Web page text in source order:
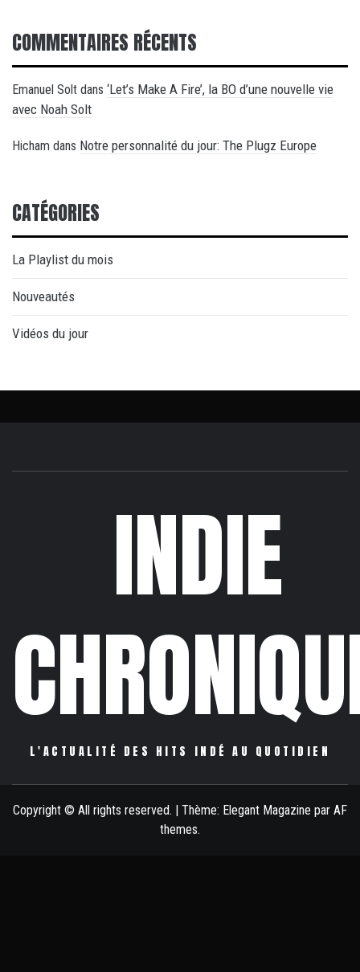
COMMENTAIRES RÉCENTS
Emanuel Solt dans ‘Let’s Make A Fire’, la BO d’une nouvelle vie
avec Noah Solt
Hicham dans Notre personnalité du jour: The Plugz Europe
CATÉGORIES
La Playlist du mois
Nouveautés
Vidéos du jour
INDIE
L'ACTUALITÉ DES HITS INDÉ AU QUOTIDIEN
Copyright © All rights reserved. Thème: Elegant Magazine par AF
themes.